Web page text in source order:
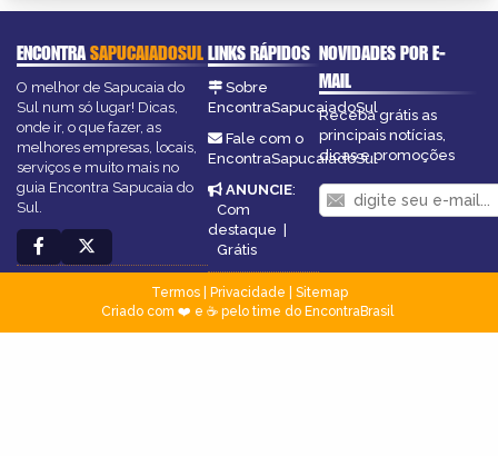
ENCONTRASAPUCAIADOSUL
O melhor de Sapucaia do
Sul num só lugar! Dicas,
onde ir, o que fazer, as
melhores empresas, locais,
serviços e muito mais no
guia Encontra Sapucaia do
Sul.
LINKS RÁPIDOS
Sobre
EncontraSapucaiadoSul
Fale com o
EncontraSapucaiadoSul
ANUNCIE:
Com
destaque
Grátis
NOVIDADES POR E-
MAIL
Receba grátis as
principais notícias,
dicas e promoções
Termos| Privacidade
Sitemap
Criado com ❤️ e ☕ pelo time do EncontraBrasil